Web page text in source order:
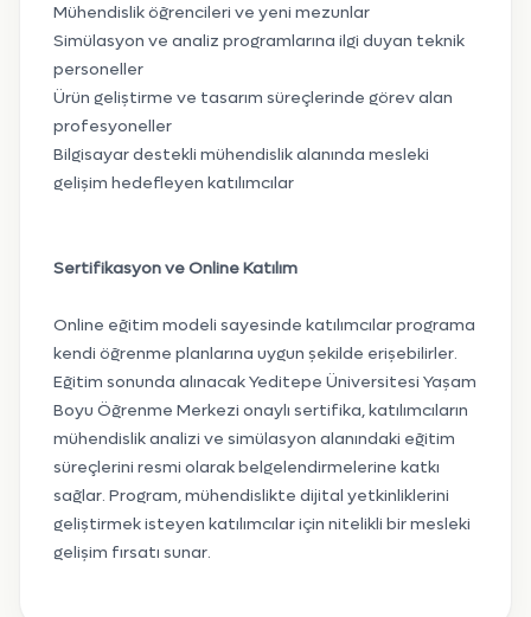
Mühendislik öğrencileri ve yeni mezunlar
Simülasyon ve analiz programlarına ilgi duyan teknik
personeller
Ürün geliştirme ve tasarım süreçlerinde görev alan
profesyoneller
Bilgisayar destekli mühendislik alanında mesleki
gelişim hedefleyen katılımcılar
Sertifikasyon ve Online Katılım
Online eğitim modeli sayesinde katılımcılar programa
kendi öğrenme planlarına uygun şekilde erişebilirler.
Eğitim sonunda alınacak Yeditepe Üniversitesi Yaşam
Boyu Öğrenme Merkezi onaylı sertifika, katılımcıların
mühendislik analizi ve simülasyon alanındaki eğitim
süreçlerini resmi olarak belgelendirmelerine katkı
sağlar. Program, mühendislikte dijital yetkinliklerini
geliştirmek isteyen katılımcılar için nitelikli bir mesleki
gelişim fırsatı sunar.